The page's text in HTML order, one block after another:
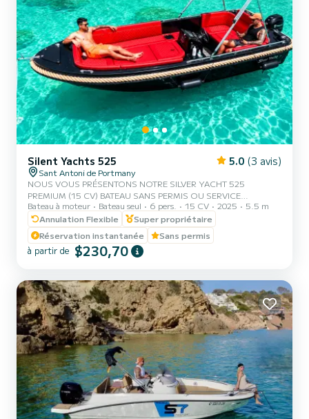
Silent Yachts 525 5.0 (3 avis)
Sant Antoni de Portmany
NOUS VOUS PRÉSENTONS NOTRE SILVER YACHT 525
PREMIUM (15 CV) BATEAU SANS PERMIS OU SERVICE
ADDITIONNEL DE SKIPPER, AVEC UNE CAPACITÉ DE 6
PERSONNES. DANS VOTRE LOCATION, NOUS INCLUONS
GRATUITEMENT LE PADDLE SURF ET LES MASQUES DE
SNORKEL. AVEC CE BATEAU, VOUS VIVREZ UNE EXPÉRIENCE
INOUBLIABLE SUR L'ÎLE D'IBIZA. **PROMOTION COUPLES,
RAPPORT QUALITÉ-PRIX. • SANS SKIPPER. • CAPACITÉ:6 PER...
Bateau à moteur Bateau seul 6 pers. 15 CV 2025
5.5 m
Annulation Flexible
Super propriétaire
Réservation instantanée
Sans permis
à partir de $230,70